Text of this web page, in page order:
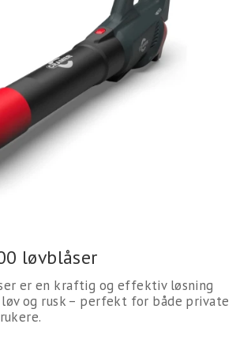
løvblåser
er en kraftig og effektiv løsning
og rusk – perfekt for både private